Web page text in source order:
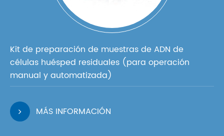
Kit de preparación de muestras de ADN de
células huésped residuales (para operación
manual y automatizada)
MÁS INFORMACIÓN